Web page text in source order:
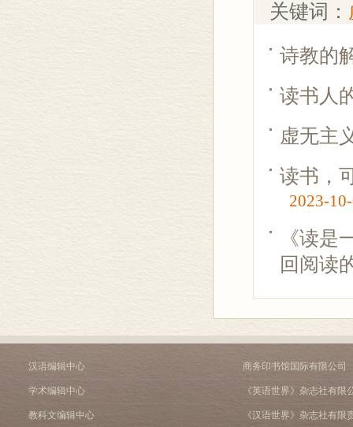
关键词：
诗教的
读书人
虚无主
读书，
2023-
《读是
回阅读
汉语编辑中心
学术编辑中心
教科文编辑中心
商务印书馆国际有限公司
《英语世界》杂志社有限
《汉语世界》杂志社有限